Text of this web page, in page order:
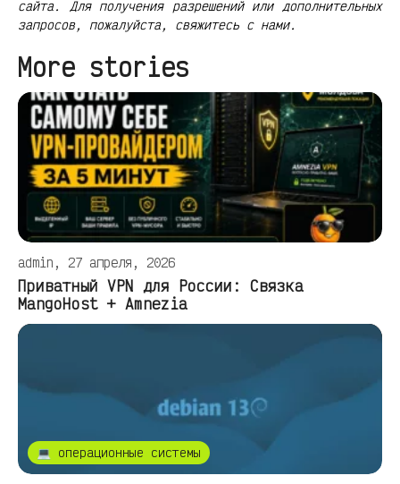
сайта. Для получения разрешений или дополнительных
запросов, пожалуйста, свяжитесь с нами.
More stories
admin, 27 апреля, 2026
Приватный VPN для России: Связка
MangoHost + Amnezia
💻 операционные системы